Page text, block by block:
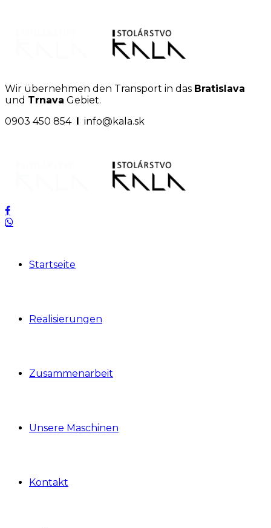
Wir übernehmen den Transport in das Bratislava
und Trnava Gebiet.
0903 450 854 I info@kala.sk
Startseite
Realisierungen
Zusammenarbeit
Unsere Maschinen
Kontakt